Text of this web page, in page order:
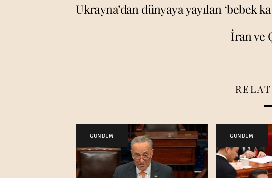
Ukrayna’dan dünyaya yayılan ‘bebek
İran ve
GÜNDEM GÜNDEM